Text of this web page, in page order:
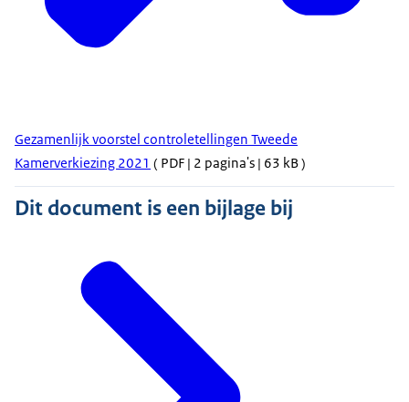
Gezamenlijk voorstel controletellingen Tweede
Kamerverkiezing 2021 ( PDF | 2 pagina's | 63 kB )
Dit document is een bijlage bij